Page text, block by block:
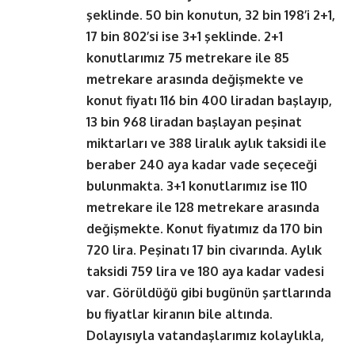
şeklinde. 50 bin konutun, 32 bin 198’i 2+1,
17 bin 802’si ise 3+1 şeklinde. 2+1
konutlarımız 75 metrekare ile 85
metrekare arasında değişmekte ve
konut fiyatı 116 bin 400 liradan başlayıp,
13 bin 968 liradan başlayan peşinat
miktarları ve 388 liralık aylık taksidi ile
beraber 240 aya kadar vade seçeceği
bulunmakta. 3+1 konutlarımız ise 110
metrekare ile 128 metrekare arasında
değişmekte. Konut fiyatımız da 170 bin
720 lira. Peşinatı 17 bin civarında. Aylık
taksidi 759 lira ve 180 aya kadar vadesi
var. Görüldüğü gibi bugünün şartlarında
bu fiyatlar kiranın bile altında.
Dolayısıyla vatandaşlarımız kolaylıkla,